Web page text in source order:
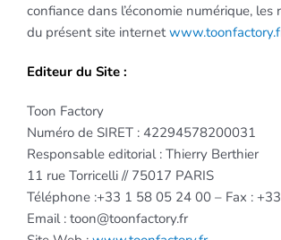
confiance dans l’économie numérique, les
du présent site internet
Editeur du Site :
Toon Factory
Numéro de SIRET : 42294578200031
Responsable editorial : Thierry Berthier
11 rue Torricelli // 75017 PARIS
Téléphone :+33 1 58 05 24 00 – Fax :
Email : toon@toonfactory.fr